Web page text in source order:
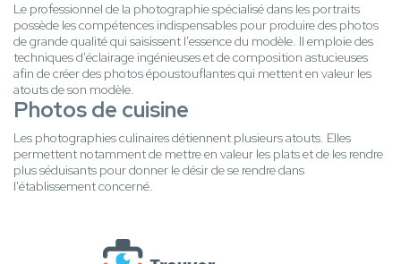
Le professionnel de la photographie spécialisé dans les portraits
possède les compétences indispensables pour produire des photos
de grande qualité qui saisissent l'essence du modèle. Il emploie des
techniques d'éclairage ingénieuses et de composition astucieuses
afin de créer des photos époustouflantes qui mettent en valeur les
atouts de son modèle.
Photos de cuisine
Les photographies culinaires détiennent plusieurs atouts. Elles
permettent notamment de mettre en valeur les plats et de les rendre
plus séduisants pour donner le désir de se rendre dans
l'établissement concerné.